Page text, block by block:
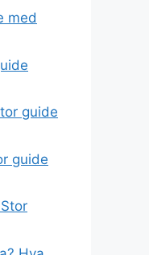
med
guide
guide